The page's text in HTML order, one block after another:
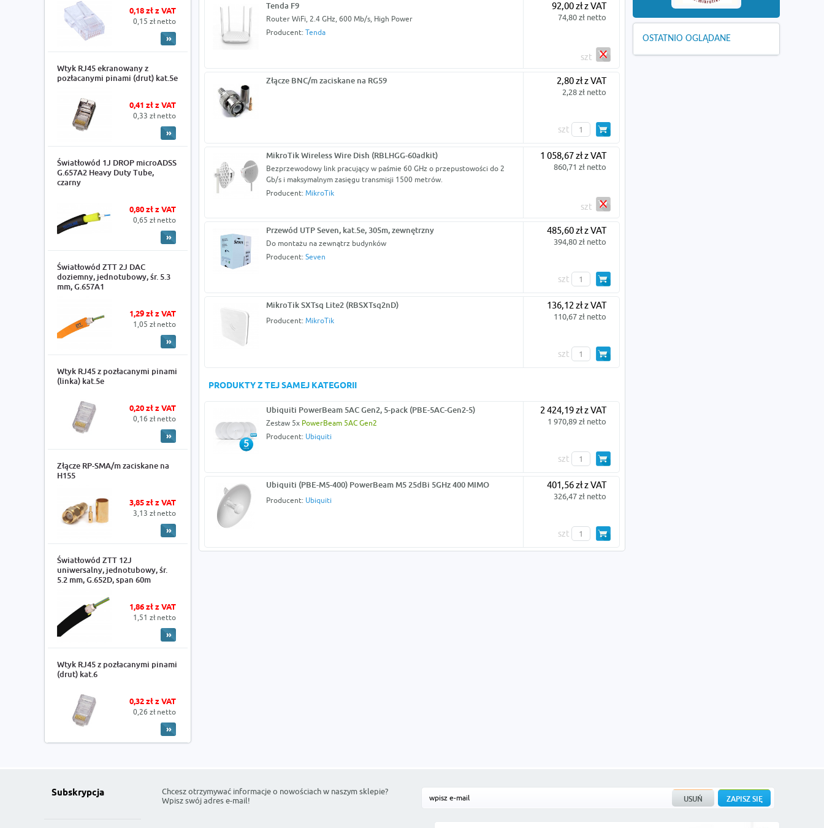
0,18 zł z VAT
0,15 zł netto
Wtyk RJ45 ekranowany z
pozłacanymi pinami (drut) kat.5e
0,41 zł z VAT
0,33 zł netto
Światłowód 1J DROP microADSS
G.657A2 Heavy Duty Tube,
czarny
0,80 zł z VAT
0,65 zł netto
Światłowód ZTT 2J DAC
doziemny, jednotubowy, śr. 5.3
mm, G.657A1
1,29 zł z VAT
1,05 zł netto
Wtyk RJ45 z pozłacanymi pinami
(linka) kat.5e
0,20 zł z VAT
0,16 zł netto
Złącze RP-SMA/m zaciskane na
H155
3,85 zł z VAT
3,13 zł netto
Światłowód ZTT 12J
uniwersalny, jednotubowy, śr.
5.2 mm, G.652D, span 60m
1,86 zł z VAT
1,51 zł netto
Wtyk RJ45 z pozłacanymi pinami
(drut) kat.6
0,32 zł z VAT
0,26 zł netto
Tenda F9
Router WiFi, 2.4 GHz, 600 Mb/s, High Power
Producent: Tenda
92,00 zł z VAT
74,80 zł netto
szt
Złącze BNC/m zaciskane na RG59 2,80 zł z VAT
2,28 zł netto
szt
MikroTik Wireless Wire Dish (RBLHGG-60adkit)
Bezprzewodowy link pracujący w paśmie 60 GHz o przepustowości do 2
Gb/s i maksymalnym zasięgu transmisji 1500 metrów.
Producent: MikroTik
1 058,67 zł z VAT
860,71 zł netto
szt
Przewód UTP Seven, kat.5e, 305m, zewnętrzny
Do montażu na zewnątrz budynków
Producent: Seven
485,60 zł z VAT
394,80 zł netto
szt
MikroTik SXTsq Lite2 (RBSXTsq2nD)
Producent: MikroTik
136,12 zł z VAT
110,67 zł netto
szt
PRODUKTY Z TEJ SAMEJ KATEGORII
Ubiquiti PowerBeam 5AC Gen2, 5-pack (PBE-5AC-Gen2-5)
Zestaw 5x PowerBeam 5AC Gen2
Producent: Ubiquiti
2 424,19 zł z VAT
1 970,89 zł netto
szt
Ubiquiti (PBE-M5-400) PowerBeam M5 25dBi 5GHz 400 MIMO
Producent: Ubiquiti
401,56 zł z VAT
326,47 zł netto
szt
OSTATNIO OGLĄDANE
Subskrypcja
Chcesz otrzymywać informacje o nowościach w naszym sklepie?
Wpisz swój adres e-mail!